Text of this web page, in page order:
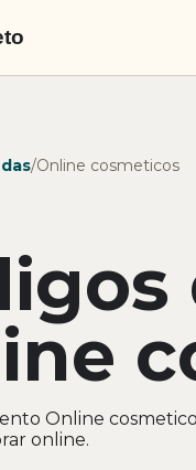
/Online cosmeticos
Online
online.